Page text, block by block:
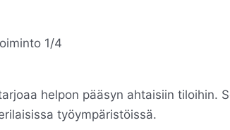
helpon pääsyn ahtaisiin tiloihin.
työympäristöissä.